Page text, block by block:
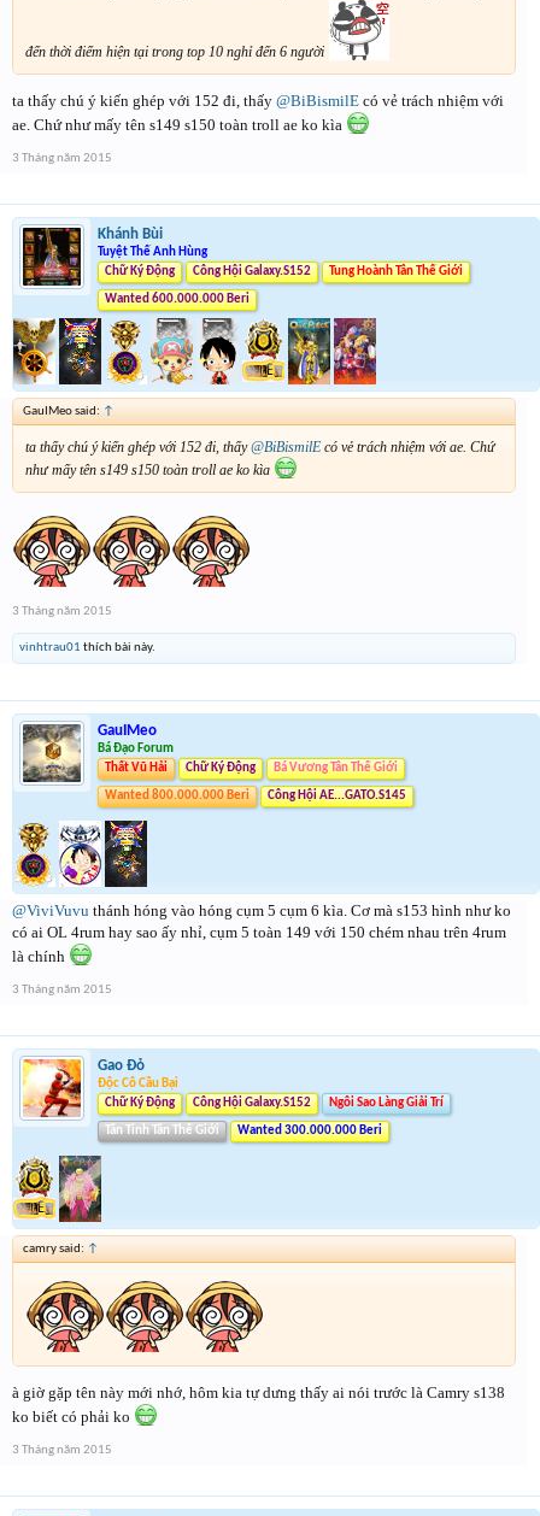
đến thời điểm hiện tại trong top 10 nghỉ đến 6 người
ta thấy chú ý kiến ghép với 152 đi, thấy @BiBismilE có vẻ trách nhiệm với
ae. Chứ như mấy tên s149 s150 toàn troll ae ko kìa
3 Tháng năm 2015
Khánh Bùi
Tuyệt Thế Anh Hùng
Chữ Ký Động
Công Hội Galaxy.S152 Tung Hoành Tân Thế Giới
Wanted 600.000.000 Beri
GauIMeo said: ↑
ta thấy chú ý kiến ghép với 152 đi, thấy@BiBismilE có vẻ trách nhiệm với ae. Chứ
như mấy tên s149 s150 toàn troll ae ko kìa
3 Tháng năm 2015
vinhtrau01 thích bài này.
GauIMeo
Bá Đạo Forum
Thất Vũ Hải
Chữ Ký Động Bá Vương Tân Thế Giới
Wanted 800.000.000 Beri Công Hội AE...GATO.S145
@ViviVuvu thánh hóng vào hóng cụm 5 cụm 6 kìa. Cơ mà s153 hình như ko
có ai OL 4rum hay sao ấy nhỉ, cụm 5 toàn 149 với 150 chém nhau trên 4rum
là chính
3 Tháng năm 2015
Gao Đỏ
Độc Cô Cầu Bại
Chữ Ký Động
Công Hội Galaxy.S152 Ngôi Sao Làng Giải Trí
Tân Tinh Tân Thế Giới Wanted 300.000.000 Beri
camry said: ↑
à giờ gặp tên này mới nhớ, hôm kia tự dưng thấy ai nói trước là Camry s138
ko biết có phải ko
3 Tháng năm 2015